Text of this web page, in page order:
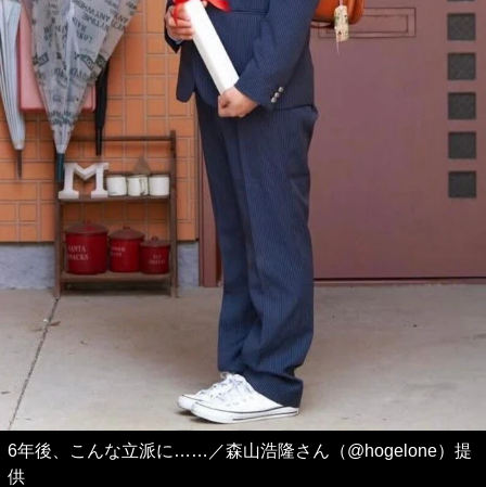
6年後、こんな立派に……／森山浩隆さん（@hogelone）提
供